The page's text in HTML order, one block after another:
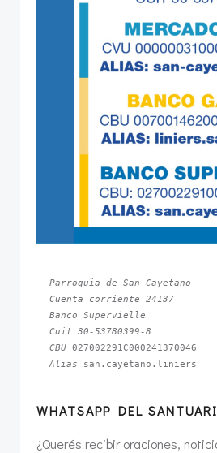
Parroquia de San Cayetano
Cuenta corriente 24137
Banco Supervielle
Cuit 30-53780399-8
CBU
Alias san.cayetano.liniers
WHATSAPP DEL
¿Querés recibir oraciones,